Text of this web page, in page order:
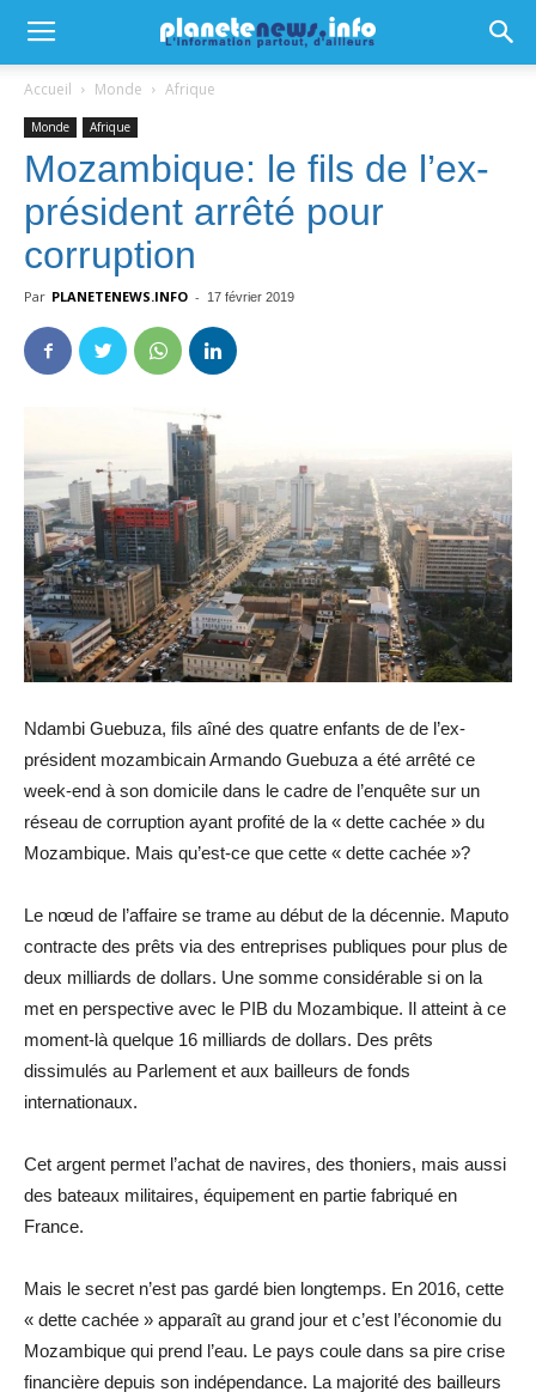
Accueil Monde Afrique
Monde Afrique
Mozambique: le fils de l’ex-
président arrêté pour
corruption
Par PLANETENEWS.INFO - 17 février 2019
Ndambi Guebuza, fils aîné des quatre enfants de de l’ex-
président mozambicain Armando Guebuza a été arrêté ce
week-end à son domicile dans le cadre de l’enquête sur un
réseau de corruption ayant profité de la « dette cachée » du
Mozambique. Mais qu’est-ce que cette « dette cachée »?
Le nœud de l’affaire se trame au début de la décennie. Maputo
contracte des prêts via des entreprises publiques pour plus de
deux milliards de dollars. Une somme considérable si on la
met en perspective avec le PIB du Mozambique. Il atteint à ce
moment-là quelque 16 milliards de dollars. Des prêts
dissimulés au Parlement et aux bailleurs de fonds
internationaux.
Cet argent permet l’achat de navires, des thoniers, mais aussi
des bateaux militaires, équipement en partie fabriqué en
France.
Mais le secret n’est pas gardé bien longtemps. En 2016, cette
« dette cachée » apparaît au grand jour et c’est l’économie du
Mozambique qui prend l’eau. Le pays coule dans sa pire crise
financière depuis son indépendance. La majorité des bailleurs